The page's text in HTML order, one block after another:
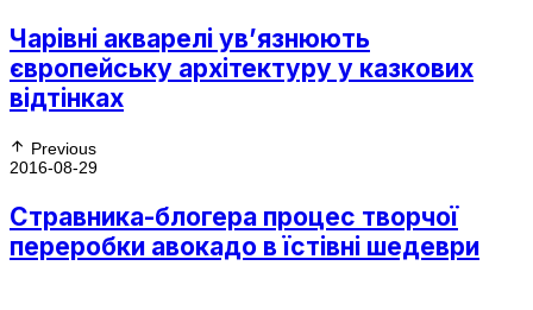
Чарівні акварелі ув’язнюють
європейську архітектуру у казкових
відтінках
Previous
2016-08-29
Стравника-блогера процес творчої
переробки авокадо в їстівні шедеври